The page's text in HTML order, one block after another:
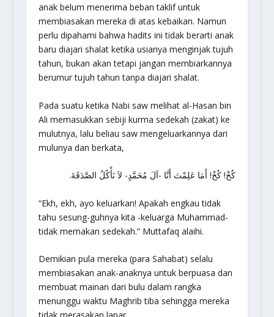
anak belum menerima beban taklif untuk
membiasakan mereka di atas kebaikan. Namun
perlu dipahami bahwa hadits ini tidak berarti anak
baru diajari shalat ketika usianya menginjak tujuh
tahun, bukan akan tetapi jangan membiarkannya
berumur tujuh tahun tanpa diajari shalat.
Pada suatu ketika Nabi saw melihat al-Hasan bin
Ali memasukkan sebiji kurma sedekah (zakat) ke
mulutnya, lalu beliau saw mengeluarkannya dari
mulunya dan berkata,
كُخْ! كُخْ! أَمَا عَلِمْتَ أَنَّا -آلَ مُحَمَّدٍ- لاَ نَأْكُلُ الصَّدَقَةَ.
“Ekh, ekh, ayo keluarkan! Apakah engkau tidak
tahu sesung-guhnya kita -keluarga Muhammad-
tidak memakan sedekah.” Muttafaq alaihi.
Demikian pula mereka (para Sahabat) selalu
membiasakan anak-anaknya untuk berpuasa dan
membuat mainan dari bulu dalam rangka
menunggu waktu Maghrib tiba sehingga mereka